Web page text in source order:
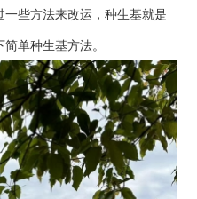
些方法来改运，种生基就是
单种生基方法。